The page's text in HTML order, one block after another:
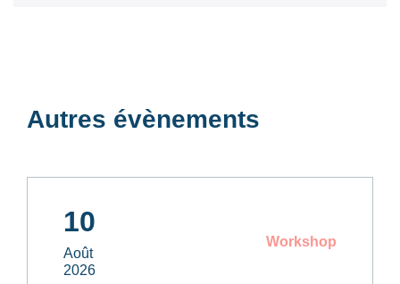
Autres évènements
10
Août
2026
Workshop